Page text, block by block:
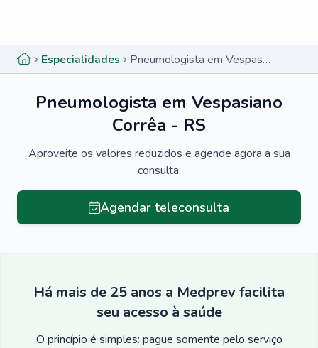
Especialidades Pneumologista em Vespasiano Corrêa - RS
Pneumologista em Vespasiano
Corrêa - RS
Aproveite os valores reduzidos e agende agora a sua
consulta.
Agendar teleconsulta
Há mais de 25 anos a Medprev facilita
seu acesso à saúde
O princípio é simples: pague somente pelo serviço